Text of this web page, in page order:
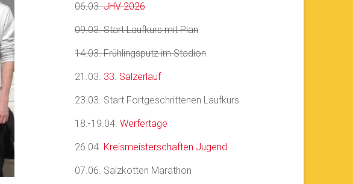
06.03.JHV 2026
09.03. Start Laufkurs mit Plan
14.03. Frühlingsputz im Stadion
21.03. 33. Sälzerlauf
23.03. Start Fortgeschrittenen Laufkurs
18.-19.04.Werfertage
26.04. Kreismeisterschaften Jugend
07.06. Salzkotten Marathon